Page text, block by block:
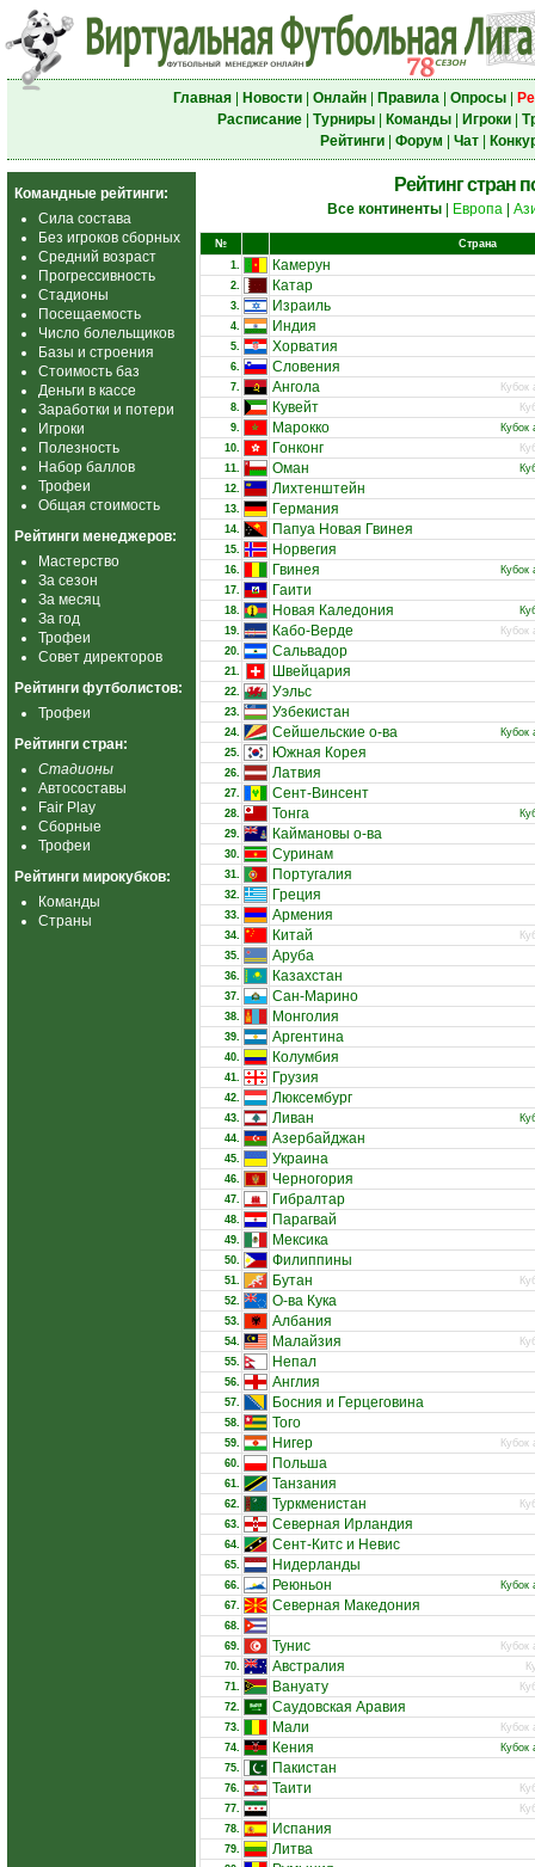
Главная| Новости| Онлайн| Правила| Опросы|
Расписание| Турниры| Команды| Игроки|
Рейтинги| Форум Чат|
Командные рейтинги:
Сила состава
Без игроков сборных
Средний возраст
Прогрессивность
Стадионы
Посещаемость
Число болельщиков
Базы и строения
Стоимость баз
Деньги в кассе
Заработки и потери
Игроки
Полезность
Набор баллов
Трофеи
Общая стоимость
Рейтинги менеджеров:
Мастерство
За сезон
За месяц
За год
Трофеи
Совет директоров
Рейтинги футболистов:
Трофеи
Рейтинги стран:
Стадионы
Автосоставы
Fair Play
Сборные
Трофеи
Рейтинги мирокубков:
Команды
Страны
Рейтинг стран
Все континенты| Европа|
№
Страна
1.
Камерун
2. Катар
3. Израиль
4. Индия
5. Хорватия
6. Словения
7. Ангола
Кубок
8.
Кувейт
9.
Марокко
Кубок
10.
Гонконг
11.
Оман
12.
Лихтенштейн
13. Германия
14. Папуа Новая Гвинея
15. Норвегия
16. Гвинея
Кубок
17.
Гаити
18. Новая Каледония
19.
Кабо-Верде
Кубок
20.
Сальвадор
21. Швейцария
22. Уэльс
23. Узбекистан
24. Сейшельские о-ва
Кубок
25.
Южная Корея
26. Латвия
27. Сент-Винсент
28. Тонга
29.
Каймановы о-ва
30. Суринам
31. Португалия
32. Греция
33. Армения
34. Китай
35.
Аруба
36. Казахстан
37. Сан-Марино
38. Монголия
39. Аргентина
40. Колумбия
41. Грузия
42. Люксембург
43. Ливан
44.
Азербайджан
45. Украина
46. Черногория
47. Гибралтар
48. Парагвай
49. Мексика
50. Филиппины
51. Бутан
52.
О-ва Кука
53. Албания
54. Малайзия
55.
Непал
56. Англия
57. Босния и Герцеговина
58. Того
59. Нигер
Кубок
60.
Польша
61. Танзания
62. Туркменистан
63.
Северная Ирландия
64. Сент-Китс и Невис
65. Нидерланды
66. Реюньон
Кубок
67.
Северная Македония
68.
69.
Тунис
Кубок
70.
Австралия
71.
Вануату
72.
Саудовская Аравия
73. Мали
Кубок
74.
Кения
Кубок
75.
Пакистан
76. Таити
77.
78.
Испания
79. Литва